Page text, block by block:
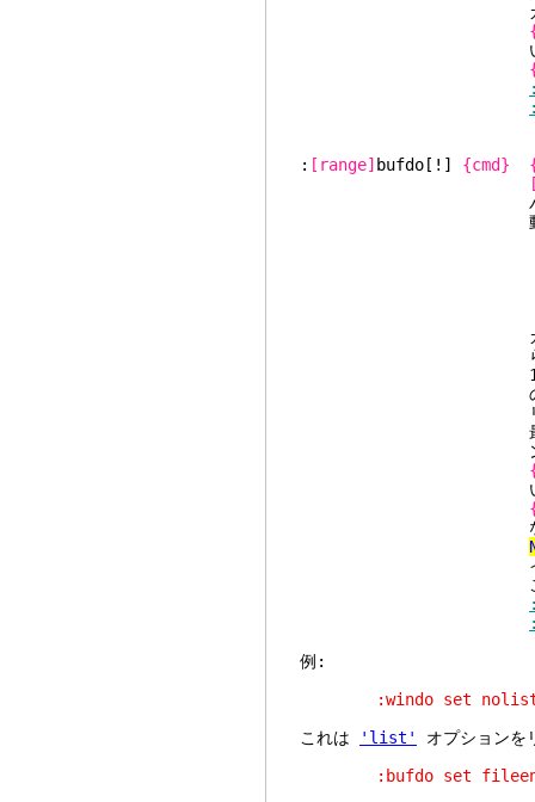
カレントウィ
い
: [range] bufdo[!] {cmd}
バッファが操作対
動作を
カレントフ
られない場合、
1つのバッファに対
のバッファに対
リストされていな
最後のバッファ (
ントウィン
い
ない
イベン
これは各バッファ
例:
:windo set nolist
これは
'list'
オプションを
:bufdo set